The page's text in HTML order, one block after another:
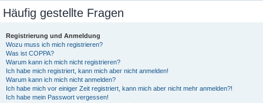
Häufig gestellte Fragen
Registrierung und Anmeldung
Wozu muss ich mich registrieren?
Was ist COPPA?
Warum kann ich mich nicht registrieren?
Ich habe mich registriert, kann mich aber nicht anmelden!
Warum kann ich mich nicht anmelden?
Ich habe mich vor einiger Zeit registriert, kann mich aber nicht mehr anmelden?!
Ich habe mein Passwort vergessen!